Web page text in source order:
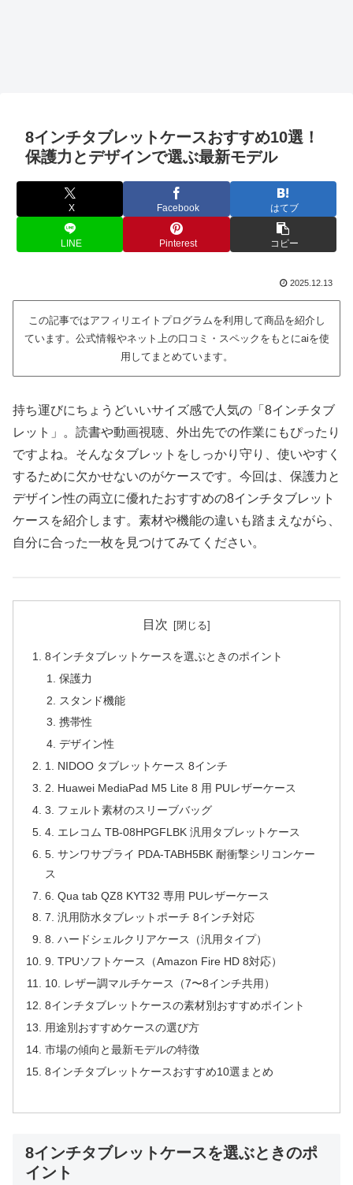
8インチタブレットケースおすすめ10選！
保護力とデザインで選ぶ最新モデル
X Facebook はてブ
LINE Pinterest コピー
2025.12.13
この記事ではアフィリエイトプログラムを利用して商品を紹介し
ています。公式情報やネット上の口コミ・スペックをもとにaiを使
用してまとめています。
持ち運びにちょうどいいサイズ感で人気の「8インチタブ
レット」。読書や動画視聴、外出先での作業にもぴったり
ですよね。そんなタブレットをしっかり守り、使いやすく
するために欠かせないのがケースです。今回は、保護力と
デザイン性の両立に優れたおすすめの8インチタブレット
ケースを紹介します。素材や機能の違いも踏まえながら、
自分に合った一枚を見つけてみてください。
目次
8インチタブレットケースを選ぶときのポイント
保護力
スタンド機能
携帯性
デザイン性
1. NIDOO タブレットケース 8インチ
2. Huawei MediaPad M5 Lite 8 用 PUレザーケース
3. フェルト素材のスリーブバッグ
4. エレコム TB-08HPGFLBK 汎用タブレットケース
5. サンワサプライ PDA-TABH5BK 耐衝撃シリコンケー
ス
6. Qua tab QZ8 KYT32 専用 PUレザーケース
7. 汎用防水タブレットポーチ 8インチ対応
8. ハードシェルクリアケース（汎用タイプ）
9. TPUソフトケース（Amazon Fire HD 8対応）
10. レザー調マルチケース（7〜8インチ共用）
8インチタブレットケースの素材別おすすめポイント
用途別おすすめケースの選び方
市場の傾向と最新モデルの特徴
8インチタブレットケースおすすめ10選まとめ
8インチタブレットケースを選ぶときのポ
イント